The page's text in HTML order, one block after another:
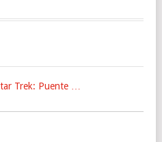
Trek: Puente …